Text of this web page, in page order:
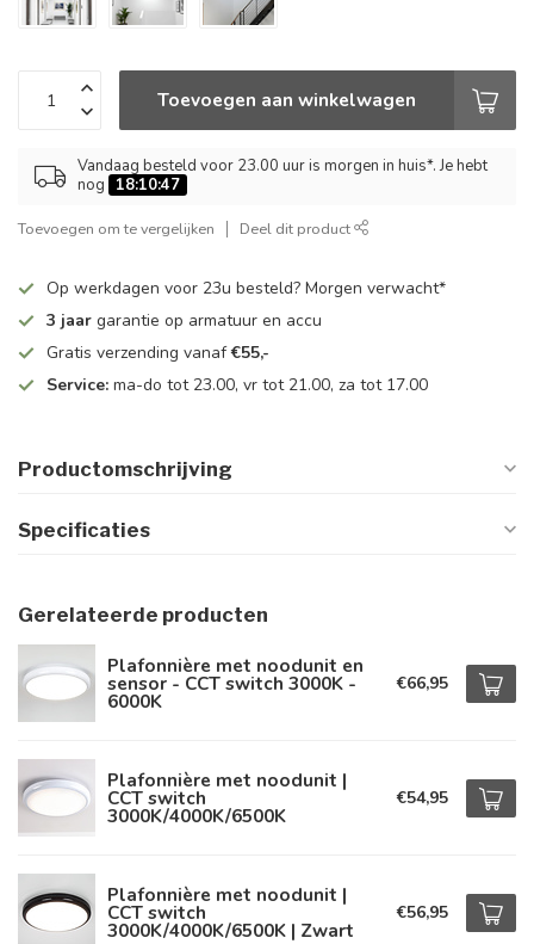
Toevoegen aan winkelwagen
Vandaag besteld voor 23.00 uur is morgen in huis*. Je hebt
nog
18:10:46
Toevoegen om te vergelijken Deel dit product
Op werkdagen voor 23u besteld? Morgen verwacht*
3 jaar garantie op armatuur en accu
Gratis verzending vanaf€55,-
Service: ma-do tot 23.00, vr tot 21.00, za tot 17.00
Productomschrijving
Specificaties
Gerelateerde producten
Plafonnière met noodunit en
sensor - CCT switch 3000K -
6000K
€66,95
Plafonnière met noodunit |
CCT switch
3000K/4000K/6500K
€54,95
Plafonnière met noodunit |
CCT switch
3000K/4000K/6500K | Zwart
€56,95